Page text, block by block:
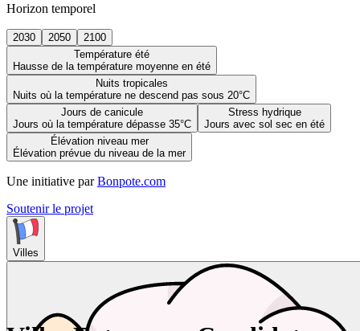
Horizon temporel
2030 2050
2100
Température été
Hausse de la température moyenne en été
Nuits tropicales
Nuits où la température ne descend pas sous 20°C
Jours de canicule
Jours où la température dépasse 35°C
Stress hydrique
Jours avec sol sec en été
Élévation niveau mer
Élévation prévue du niveau de la mer
Une initiative par Bonpote.com
Soutenir le projet
Villes